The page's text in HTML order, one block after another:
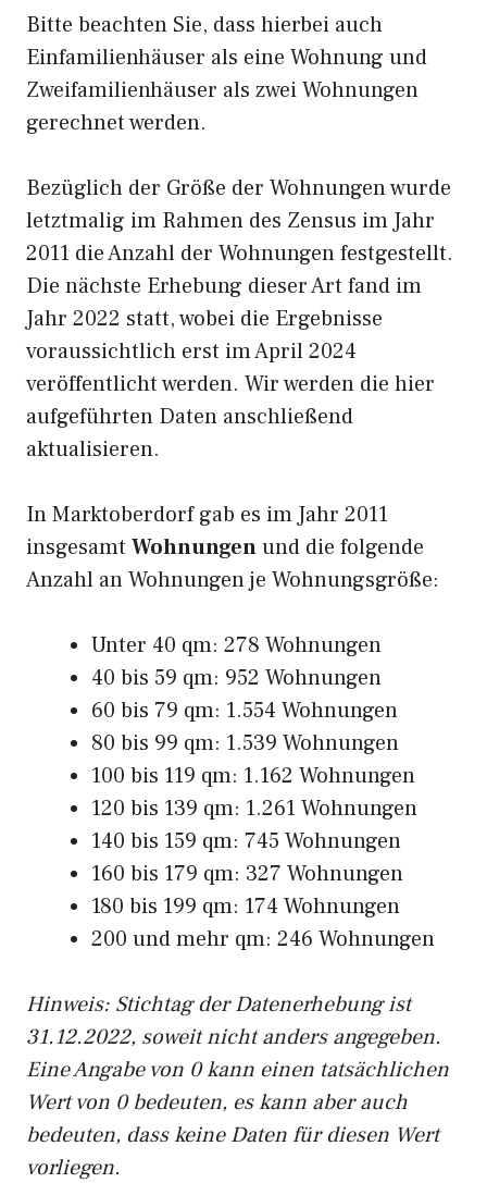
Bitte beachten Sie, dass hierbei auch
Einfamilienhäuser als eine Wohnung und
Zweifamilienhäuser als zwei Wohnungen
gerechnet werden.
Bezüglich der Größe der Wohnungen wurde
letztmalig im Rahmen des Zensus im Jahr
2011 die Anzahl der Wohnungen festgestellt.
Die nächste Erhebung dieser Art fand im
Jahr 2022 statt, wobei die Ergebnisse
voraussichtlich erst im April 2024
veröffentlicht werden. Wir werden die hier
aufgeführten Daten anschließend
aktualisieren.
In Marktoberdorf gab es im Jahr 2011
insgesamt Wohnungenund die folgende
Anzahl an Wohnungen je Wohnungsgröße:
Unter 40 qm: 278 Wohnungen
40 bis 59 qm: 952 Wohnungen
60 bis 79 qm: 1.554 Wohnungen
80 bis 99 qm: 1.539 Wohnungen
100 bis 119 qm: 1.162 Wohnungen
120 bis 139 qm: 1.261 Wohnungen
140 bis 159 qm: 745 Wohnungen
160 bis 179 qm: 327 Wohnungen
180 bis 199 qm: 174 Wohnungen
200 und mehr qm: 246 Wohnungen
Hinweis: Stichtag der Datenerhebung ist
31.12.2022, soweit nicht anders angegeben.
Eine Angabe von 0 kann einen tatsächlichen
Wert von 0 bedeuten, es kann aber auch
bedeuten, dass keine Daten für diesen Wert
vorliegen.